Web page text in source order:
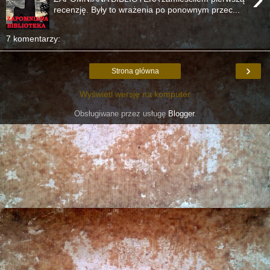
recenzję. Były to wrażenia po ponownym przec...
7 komentarzy:
›
Strona główna
Wyświetl wersję na komputer
Obsługiwane przez usługę Blogger.